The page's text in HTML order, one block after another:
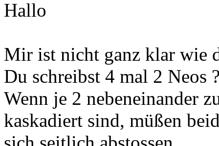
Hallo
Mir ist nicht ganz klar wie
Du schreibst 4 mal 2 Neos
Wenn je 2 nebeneinander
kaskadiert sind, müßen